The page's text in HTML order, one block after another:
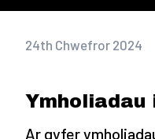
24th Chwefror 2024
Ymholiadau
Ar gyfer